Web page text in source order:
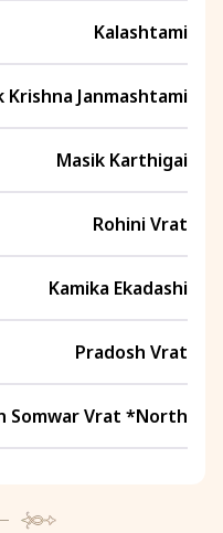
Kalashtami
Krishna Janmashtami
Masik Karthigai
Rohini Vrat
Kamika Ekadashi
Pradosh Vrat
Somwar Vrat *North